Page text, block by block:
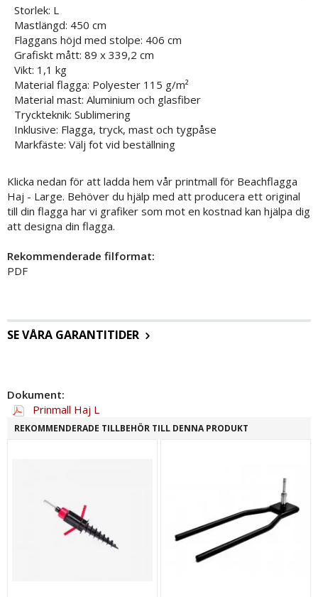
Storlek: L
Mastlängd: 450 cm
Flaggans höjd med stolpe: 406 cm
Grafiskt mått: 89 x 339,2 cm
Vikt: 1,1 kg
Material flagga: Polyester 115 g/m²
Material mast: Aluminium och glasfiber
Tryckteknik: Sublimering
Inklusive: Flagga, tryck, mast och tygpåse
Markfäste: Välj fot vid beställning
Klicka nedan för att ladda hem vår printmall för Beachflagga
Haj - Large. Behöver du hjälp med att producera ett original
till din flagga har vi grafiker som mot en kostnad kan hjälpa dig
att designa din flagga.
Rekommenderade filformat:
PDF
SE VÅRA GARANTITIDER
Dokument:
Prinmall Haj L
REKOMMENDERADE TILLBEHÖR TILL DENNA PRODUKT